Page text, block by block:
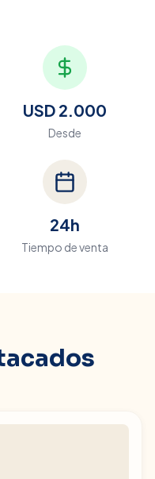
USD 2.000
Desde
24h
Tiempo de venta